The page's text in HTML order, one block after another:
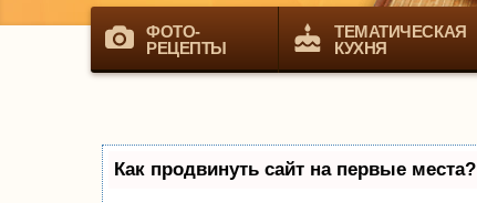
ФОТО-
РЕЦЕПТЫ
ТЕМАТИЧЕСКАЯ
КУХНЯ
Как продвинуть сайт на первые места?